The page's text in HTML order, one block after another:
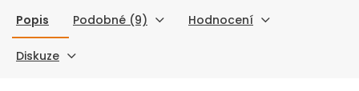
Popis Podobné (9) Hodnocení
Diskuze